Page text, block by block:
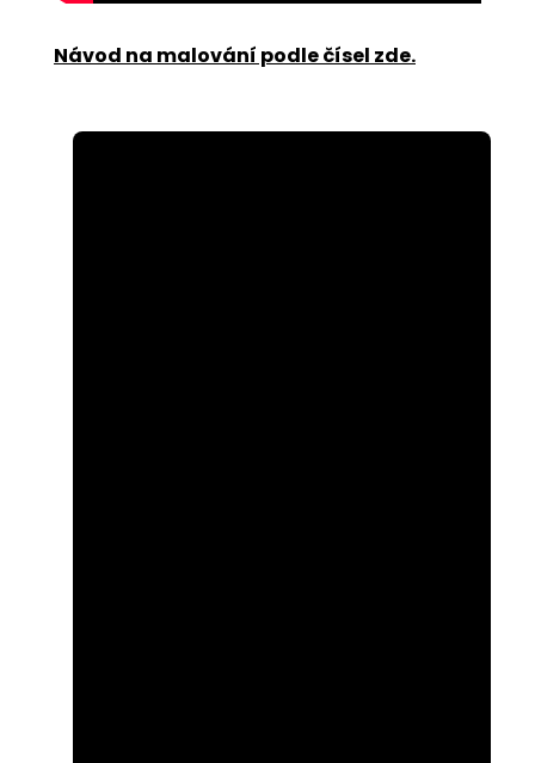
Návod na malování podle čísel zde.